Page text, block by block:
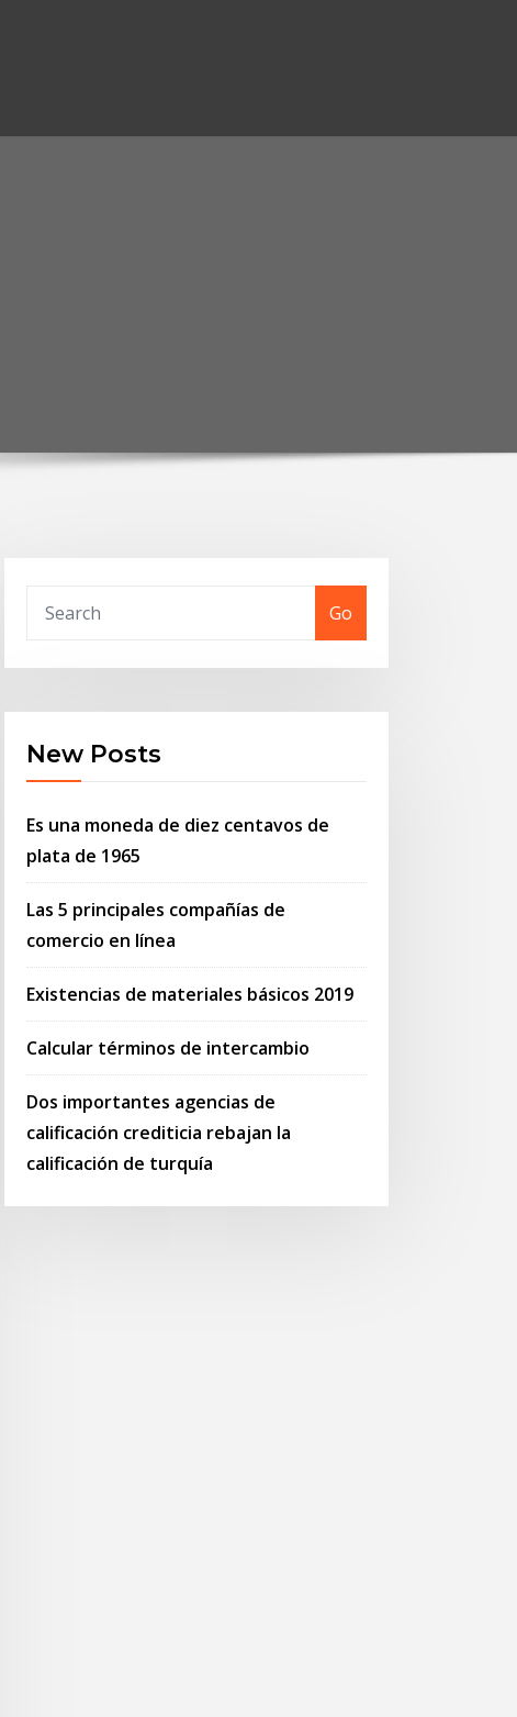
Go
New Posts
Es una moneda de diez centavos de
plata de 1965
Las 5 principales compañías de
comercio en línea
Existencias de materiales básicos 2019
Calcular términos de intercambio
Dos importantes agencias de
calificación crediticia rebajan la
calificación de turquía